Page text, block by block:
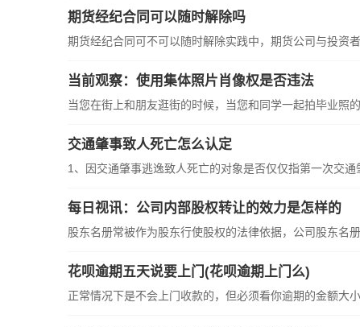
期货经纪合同可以随时解除吗
期货经纪合同可不可以随时解除实践中，期货公司与投资者
当前观察：使用集体照片肖像权是否违法
当您在街上和朋友逛街的时候，当您和同学一起拍毕业照的
交通肇事致人死亡怎么认定
1、因交通肇事逃逸致人死亡的对象是否仅仅指第一次交通
每日视讯：公司内部股权转让的效力是怎样的
股东名册常被作为股东行使股权的法律依据，公司股东名册
花呗逾期五天说要上门(花呗逾期上门么)
正常情况下是不会上门收款的，但必须看你逾期的金额大小